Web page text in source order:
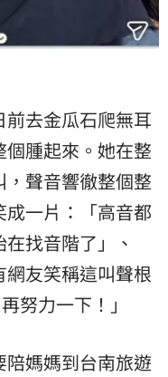
去金瓜石爬無耳
腫起來。她在整
，聲音響徹整個整
一片：「高音都
找音階了」、
網友笑稱這叫聲根
努力一下！」
媽媽到台南旅遊